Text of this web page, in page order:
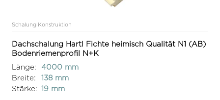
Schalung Konstruktion
Dachschalung Hartl Fichte heimisch Qualität N1 (AB)
Bodenriemenprofil N+K
Länge:
4000 mm
Breite:
138 mm
Stärke: 19 mm